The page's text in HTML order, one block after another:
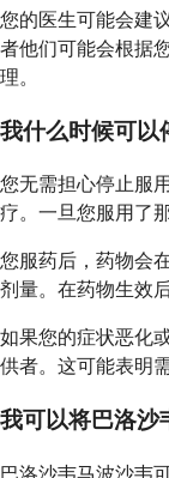
您的医生可能会建
者他们可能会根据
理。
我什么时候可以
您无需担心停止服
疗。一旦您服用了
您服药后，药物会
剂量。在药物生效
如果您的症状恶化
供者。这可能表明
我可以将巴洛沙
巴洛沙韦马波沙韦